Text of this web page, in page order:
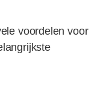
voordelen voor